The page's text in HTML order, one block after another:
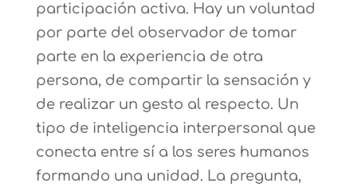
participación activa. Hay un voluntad
por parte del observador de tomar
parte en la experiencia de otra
persona, de compartir la sensación y
de realizar un gesto al respecto. Un
tipo de inteligencia interpersonal que
conecta entre sí a los seres humanos
formando una unidad. La pregunta,